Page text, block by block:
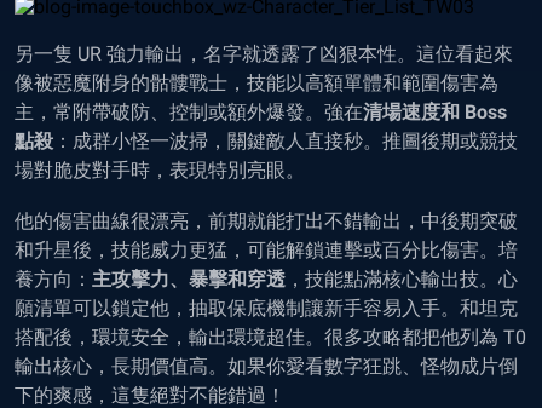
另一隻 UR 強力輸出，名字就透露了凶狠本性。這位看起來
像被惡魔附身的骷髏戰士，技能以高額單體和範圍傷害為
主，常附帶破防、控制或額外爆發。強在清場速度和 Boss
點殺 ：成群小怪一波掃，關鍵敵人直接秒。推圖後期或競技
場對脆皮對手時，表現特別亮眼。
他的傷害曲線很漂亮，前期就能打出不錯輸出，中後期突破
和升星後，技能威力更猛，可能解鎖連擊或百分比傷害。培
養方向： 主攻擊力、暴擊和穿透 ，技能點滿核心輸出技。心
願清單可以鎖定他，抽取保底機制讓新手容易入手。和坦克
搭配後，環境安全，輸出環境超佳。很多攻略都把他列為 T0
輸出核心，長期價值高。如果你愛看數字狂跳、怪物成片倒
下的爽感，這隻絕對不能錯過！